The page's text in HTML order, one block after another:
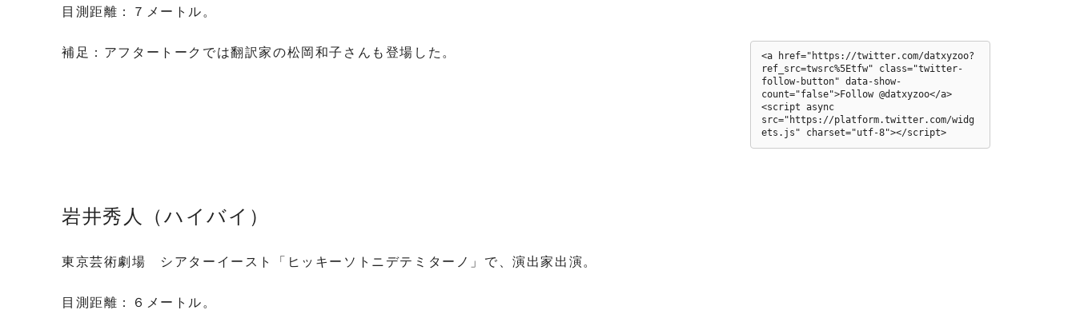
目測距離：７メートル。
補足：アフタートークでは翻訳家の松岡和子さんも登場した。
岩井秀人（ハイバイ）
東京芸術劇場 シアターイースト「ヒッキーソトニデテミターノ」で、演出家出演。
目測距離：６メートル。
<a href="https://twitter.com/datxyzoo?
ref_src=twsrc%5Etfw" class="twitter-
follow-button" data-show-
count="false">Follow @datxyzoo</a>
<script async
src="https://platform.twitter.com/widg
ets.js" charset="utf-8"></script>